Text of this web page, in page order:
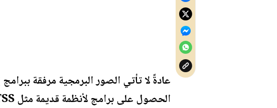
عادةً لا تأتي الصور البرمجية مرفقة